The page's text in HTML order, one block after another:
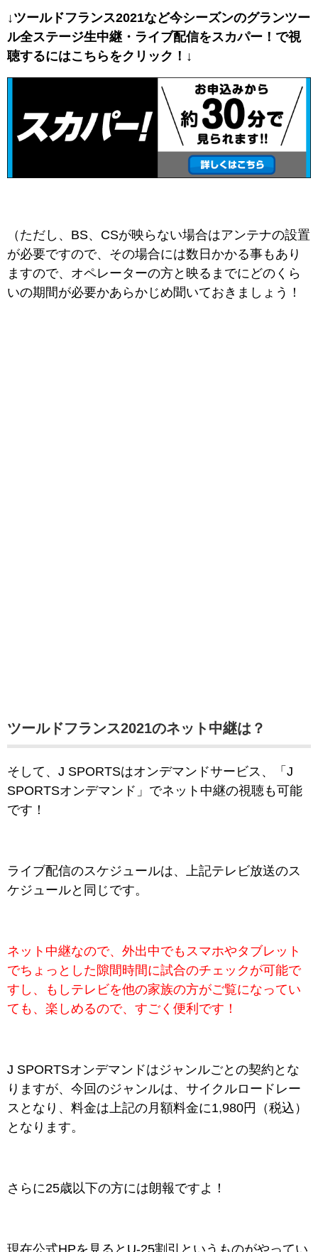
↓ツールドフランス2021など今シーズンのグランツー
ル全ステージ生中継・ライブ配信をスカパー！で視
聴するにはこちらをクリック！↓
（ただし、BS、CSが映らない場合はアンテナの設置
が必要ですので、その場合には数日かかる事もあり
ますので、オペレーターの方と映るまでにどのくら
いの期間が必要かあらかじめ聞いておきましょう！
ツールドフランス2021のネット中継は？
そして、J SPORTSはオンデマンドサービス、「J
SPORTSオンデマンド」でネット中継の視聴も可能
です！
ライブ配信のスケジュールは、上記テレビ放送のス
ケジュールと同じです。
ネット中継なので、外出中でもスマホやタブレット
でちょっとした隙間時間に試合のチェックが可能で
すし、もしテレビを他の家族の方がご覧になってい
ても、楽しめるので、すごく便利です！
J SPORTSオンデマンドはジャンルごとの契約とな
りますが、今回のジャンルは、サイクルロードレー
スとなり、料金は上記の月額料金に1,980円（税込）
となります。
さらに25歳以下の方には朗報ですよ！